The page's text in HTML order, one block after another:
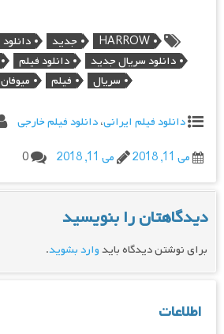
HARROW جدید دانلود
دانلود سریال جدید
دانلود فیلم
سریال
فیلم میوفان
دانلود فیلم ایرانی،دانلود فیلم خارجی
می 11, 2018
می 11, 2018 0
دیدگاهتان را بنویسید
برای نوشتن دیدگاه بایدوارد بشوید.
اطلاعات